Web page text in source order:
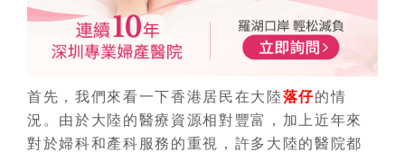
首先，我們來看一下香港居民在大陸落仔的情
況。由於大陸的醫療資源相對豐富，加上近年來
對於婦科和產科服務的重視，許多大陸的醫院都